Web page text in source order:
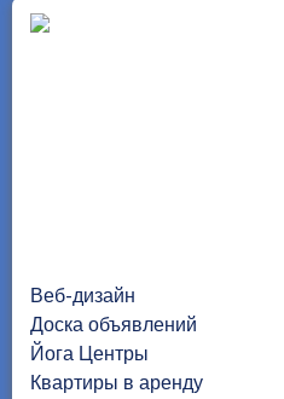
Веб-дизайн
Доска объявлений
Йога Центры
Квартиры в аренду